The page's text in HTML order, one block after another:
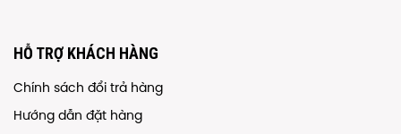
HỖ TRỢ KHÁCH HÀNG
Chính sách đổi trả hàng
Hướng dẫn đặt hàng